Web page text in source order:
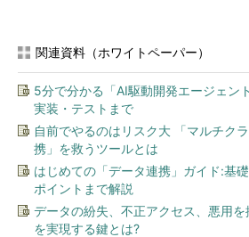
関連資料（ホワイトペーパー）
5分で分かる「AI駆動開発エージェン
実装・テストまで
自前でやるのはリスク大 「マルチク
携」を救うツールとは
はじめての「データ連携」ガイド:基
ポイントまで解説
データの紛失、不正アクセス、悪用
を実現する鍵とは?